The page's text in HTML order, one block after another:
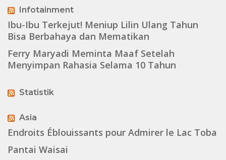
Infotainment
Ibu-Ibu Terkejut! Meniup Lilin Ulang Tahun
Bisa Berbahaya dan Mematikan
Ferry Maryadi Meminta Maaf Setelah
Menyimpan Rahasia Selama 10 Tahun
Statistik
Asia
Endroits Éblouissants pour Admirer le Lac Toba
Pantai Waisai